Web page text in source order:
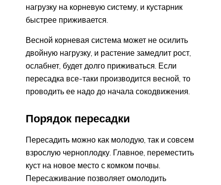
нагрузку на корневую систему, и кустарник
быстрее приживается.
Весной корневая система может не осилить
двойную нагрузку, и растение замедлит рост,
ослабнет, будет долго приживаться. Если
пересадка все-таки производится весной, то
проводить ее надо до начала сокодвижения.
Порядок пересадки
Пересадить можно как молодую, так и совсем
взрослую черноплодку. Главное, переместить
куст на новое место с комком почвы.
Пересаживание позволяет омолодить